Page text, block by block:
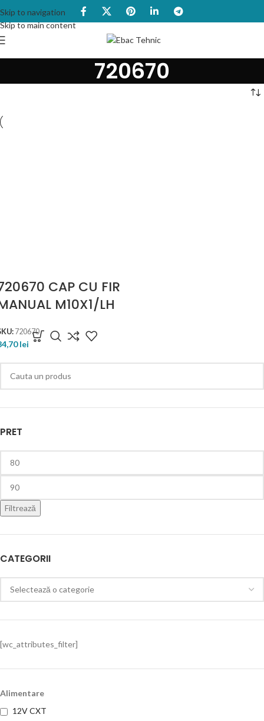
Skip to navigation
Skip to main content
720670
PRET
Filtrează
CATEGORII
[wc_attributes_filter]
Alimentare
12V CXT
CAP CU FIR
M10X1/LH
720670
lei